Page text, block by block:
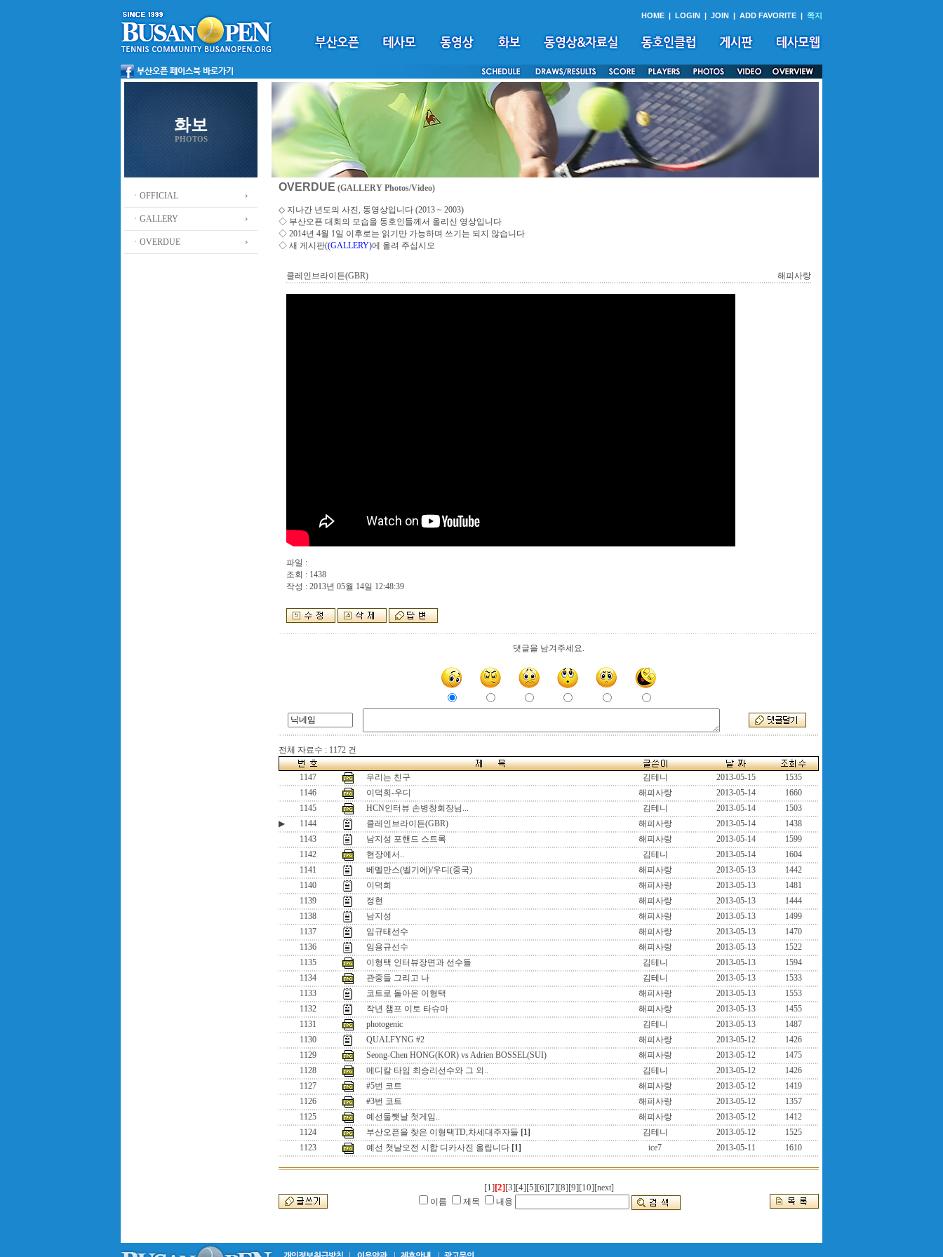
HOME | LOGIN | JOIN | ADD FAVORITE | 쪽지
화보
PHOTOS
ㆍOFFICIAL
ㆍGALLERY
ㆍOVERDUE
OVERDUE (GALLERY Photos/Video)
◇ 지나간 년도의 사진, 동영상입니다 (2013 ~ 2003)
◇ 부산오픈 대회의 모습을 동호인들께서 올리신 영상입니다
◇ 2014년 4월 1일 이후로는 읽기만 가능하며 쓰기는 되지 않습니다
◇ 새 게시판((GALLERY)에 올려 주십시오
클레인브라이든(GBR) 해피사랑
파일 :
조회 : 1438
작성 : 2013년 05월 14일 12:48:39
댓글을 남겨주세요.
전체 자료수 : 1172 건
1147 우리는 친구 김테니 2013-05-15
1535
1146
이덕희-우디 해피사랑 2013-05-14
1660
1145
HCN인터뷰 손병창회장님... 김테니 2013-05-14
1503
▶
1144 클레인브라이든(GBR) 해피사랑 2013-05-14
1438
1143
남지성 포핸드 스트록 해피사랑 2013-05-14
1599
1142
현장에서.. 김테니 2013-05-14
1604
1141
베멜만스(벨기에)/우디(중국) 해피사랑 2013-05-13
1442
1140
이덕희 해피사랑 2013-05-13
1481
1139
정현 해피사랑 2013-05-13
1444
1138
남지성 해피사랑 2013-05-13
1499
1137
임규태선수 해피사랑 2013-05-13
1470
1136
임용규선수 해피사랑 2013-05-13
1522
1135
이형택 인터뷰장면과 선수들 김테니 2013-05-13
1594
1134
관중들 그리고 나 김테니 2013-05-13
1533
1133
코트로 돌아온 이형택 해피사랑 2013-05-13
1553
1132
작년 챔프 이토 타슈마 해피사랑 2013-05-13
1455
1131
photogenic 김테니 2013-05-13
1487
1130
QUALFYNG #2 해피사랑 2013-05-12
1426
1129
Seong-Chen HONG(KOR) vs Adrien BOSSEL(SUI) 해피사랑 2013-05-12
1475
1128
메디칼 타임 최승리선수와 그 외.. 김테니 2013-05-12
1426
1127
#5번 코트 해피사랑 2013-05-12
1419
1126
#3번 코트 해피사랑 2013-05-12
1357
1125
예선둘쨋날 첫게임.. 해피사랑 2013-05-12
1412
1124
부산오픈을 찾은 이형택TD,차세대주자들 [1] 김테니 2013-05-12
1525
1123
예선 첫날오전 시합 디카사진 올립니다 [1] ice7 2013-05-11 1610
[1][2][3][4][5][6][7][8][9][10][next]
이름
제목 내용